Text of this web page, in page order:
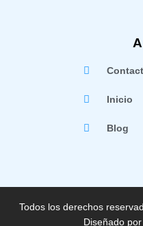
Inicio
Blog
Todos los derechos
Diseñado por